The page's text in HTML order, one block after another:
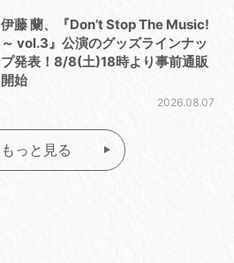
伊藤 蘭、『Don’t Stop The Music!
～ vol.3』公演のグッズラインナッ
プ発表！8/8(土)18時より事前通販
開始
2026.08.07
もっと見る